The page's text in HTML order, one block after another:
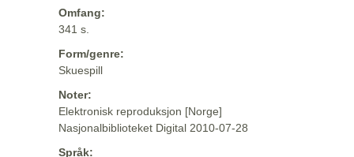
Omfang:
341 s.
Form/genre:
Skuespill
Noter:
Elektronisk reproduksjon [Norge]
Nasjonalbiblioteket Digital 2010-07-28
Språk: